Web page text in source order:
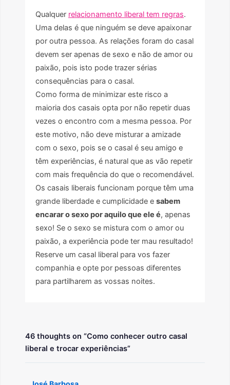
Qualquer relacionamento liberal tem regras.
Uma delas é que ninguém se deve apaixonar
por outra pessoa. As relações foram do casal
devem ser apenas de sexo e não de amor ou
paixão, pois isto pode trazer sérias
consequências para o casal.
Como forma de minimizar este risco a
maioria dos casais opta por não repetir duas
vezes o encontro com a mesma pessoa. Por
este motivo, não deve misturar a amizade
com o sexo, pois se o casal é seu amigo e
têm experiências, é natural que as vão repetir
com mais frequência do que o recomendável.
Os casais liberais funcionam porque têm uma
grande liberdade e cumplicidade e sabem
encarar o sexo por aquilo que ele é, apenas
sexo! Se o sexo se mistura com o amor ou
paixão, a experiência pode ter mau resultado!
Reserve um casal liberal para vos fazer
companhia e opte por pessoas diferentes
para partilharem as vossas noites.
46 thoughts on “Como conhecer outro casal
liberal e trocar experiências”